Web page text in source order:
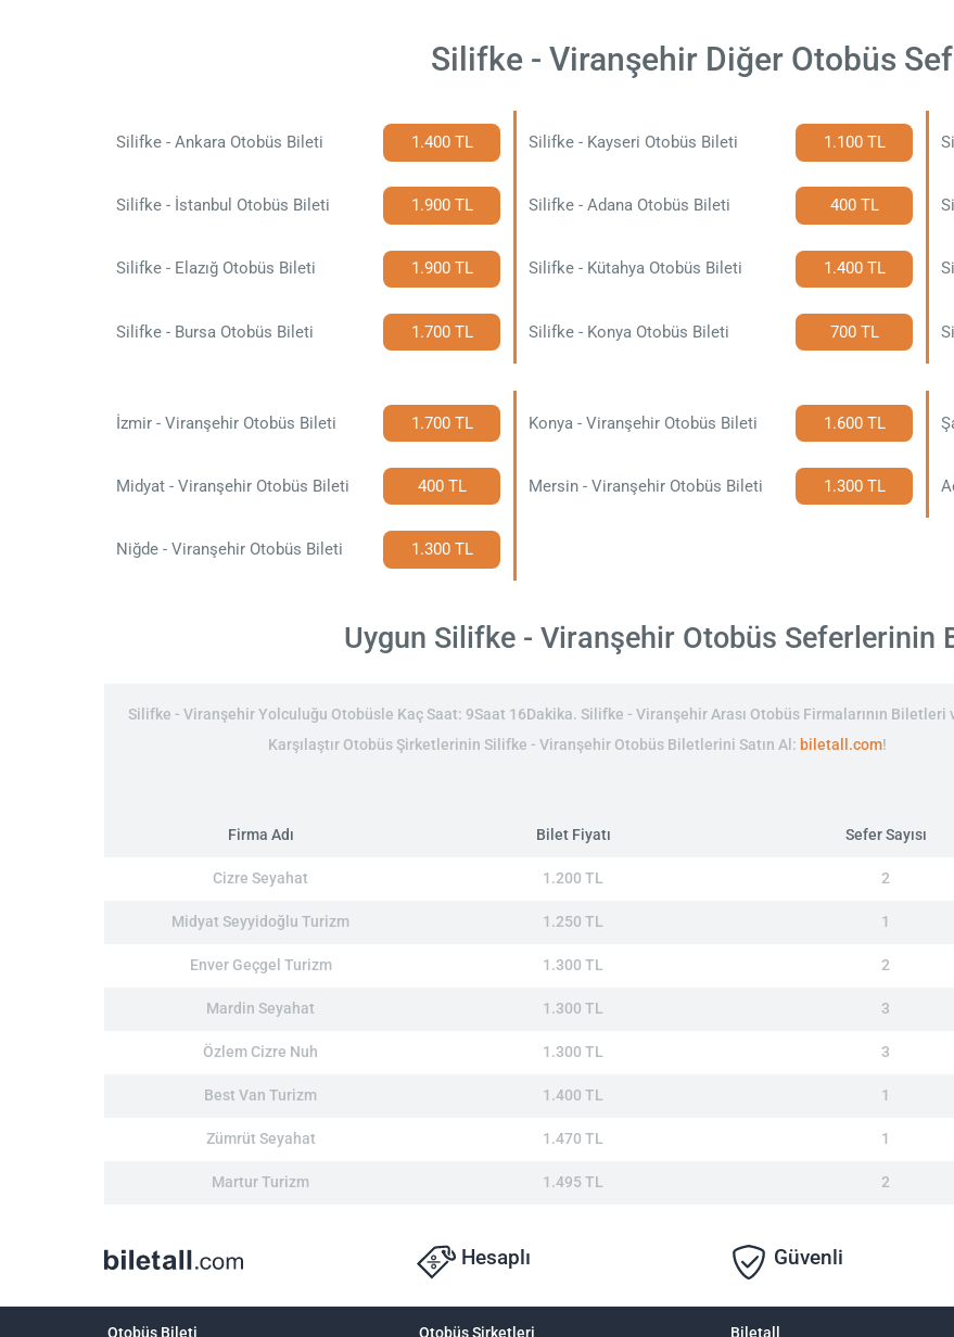
Silifke - Viranşehir Diğer Otobüs
Silifke - Ankara Otobüs Bileti 1.400 TL Silifke - Kayseri Otobüs Bileti 1.100 TL
Silifke - İstanbul Otobüs Bileti 1.900 TL Silifke - Adana Otobüs Bileti 400 TL
Silifke - Elazığ Otobüs Bileti 1.900 TL Silifke - Kütahya Otobüs Bileti 1.400 TL
Silifke - Bursa Otobüs Bileti 1.700 TL Silifke - Konya Otobüs Bileti 700 TL
İzmir - Viranşehir Otobüs Bileti 1.700 TL Konya - Viranşehir Otobüs Bileti 1.600 TL
Midyat - Viranşehir Otobüs Bileti 400 TL Mersin - Viranşehir Otobüs Bileti 1.300 TL
Niğde - Viranşehir Otobüs Bileti 1.300 TL
Uygun Silifke - Viranşehir Otobüs Seferlerinin
Silifke - Viranşehir Yolculuğu Otobüsle Kaç Saat: 9Saat 16Dakika. Silifke - Viranşehir Arası Otobüs Firmalarının Biletleri
Karşılaştır Otobüs Şirketlerinin Silifke - Viranşehir Otobüs Biletlerini Satın Al: biletall.com!
Firma Adı Bilet Fiyatı Sefer Sayısı
Cizre Seyahat 1.200 TL 2
Midyat Seyyidoğlu Turizm 1.250 TL 1
Enver Geçgel Turizm 1.300 TL 2
Mardin Seyahat 1.300 TL 3
Özlem Cizre Nuh 1.300 TL 3
Best Van Turizm 1.400 TL 1
Zümrüt Seyahat 1.470 TL 1
Martur Turizm 1.495 TL 2
Hesaplı Güvenli
Otobüs Bileti Otobüs Şirketleri Biletall